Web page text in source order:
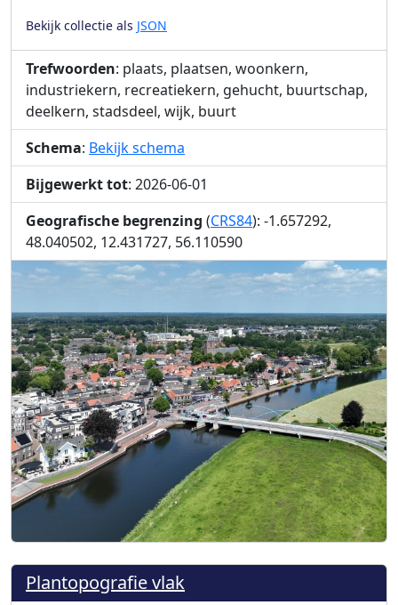
Bekijk collectie als JSON
Trefwoorden: plaats, plaatsen, woonkern,
industriekern, recreatiekern, gehucht, buurtschap,
deelkern, stadsdeel, wijk, buurt
Schema: Bekijk schema
Bijgewerkt tot: 2026-06-01
Geografische begrenzing (CRS84): -1.657292,
48.040502, 12.431727, 56.110590
Plantopografie vlak